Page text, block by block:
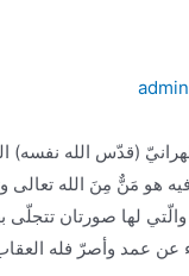
admin
(قدّس الله نفسه)
هو مَنٌّ مِنَ الله
لها صورتان
عن عمد وأصرّ فله